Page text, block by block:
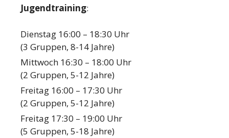
Jugendtraining:
Dienstag 16:00 – 18:30 Uhr
(3 Gruppen, 8-14 Jahre)
Mittwoch 16:30 – 18:00 Uhr
(2 Gruppen, 5-12 Jahre)
Freitag 16:00 – 17:30 Uhr
(2 Gruppen, 5-12 Jahre)
Freitag 17:30 – 19:00 Uhr
(5 Gruppen, 5-18 Jahre)